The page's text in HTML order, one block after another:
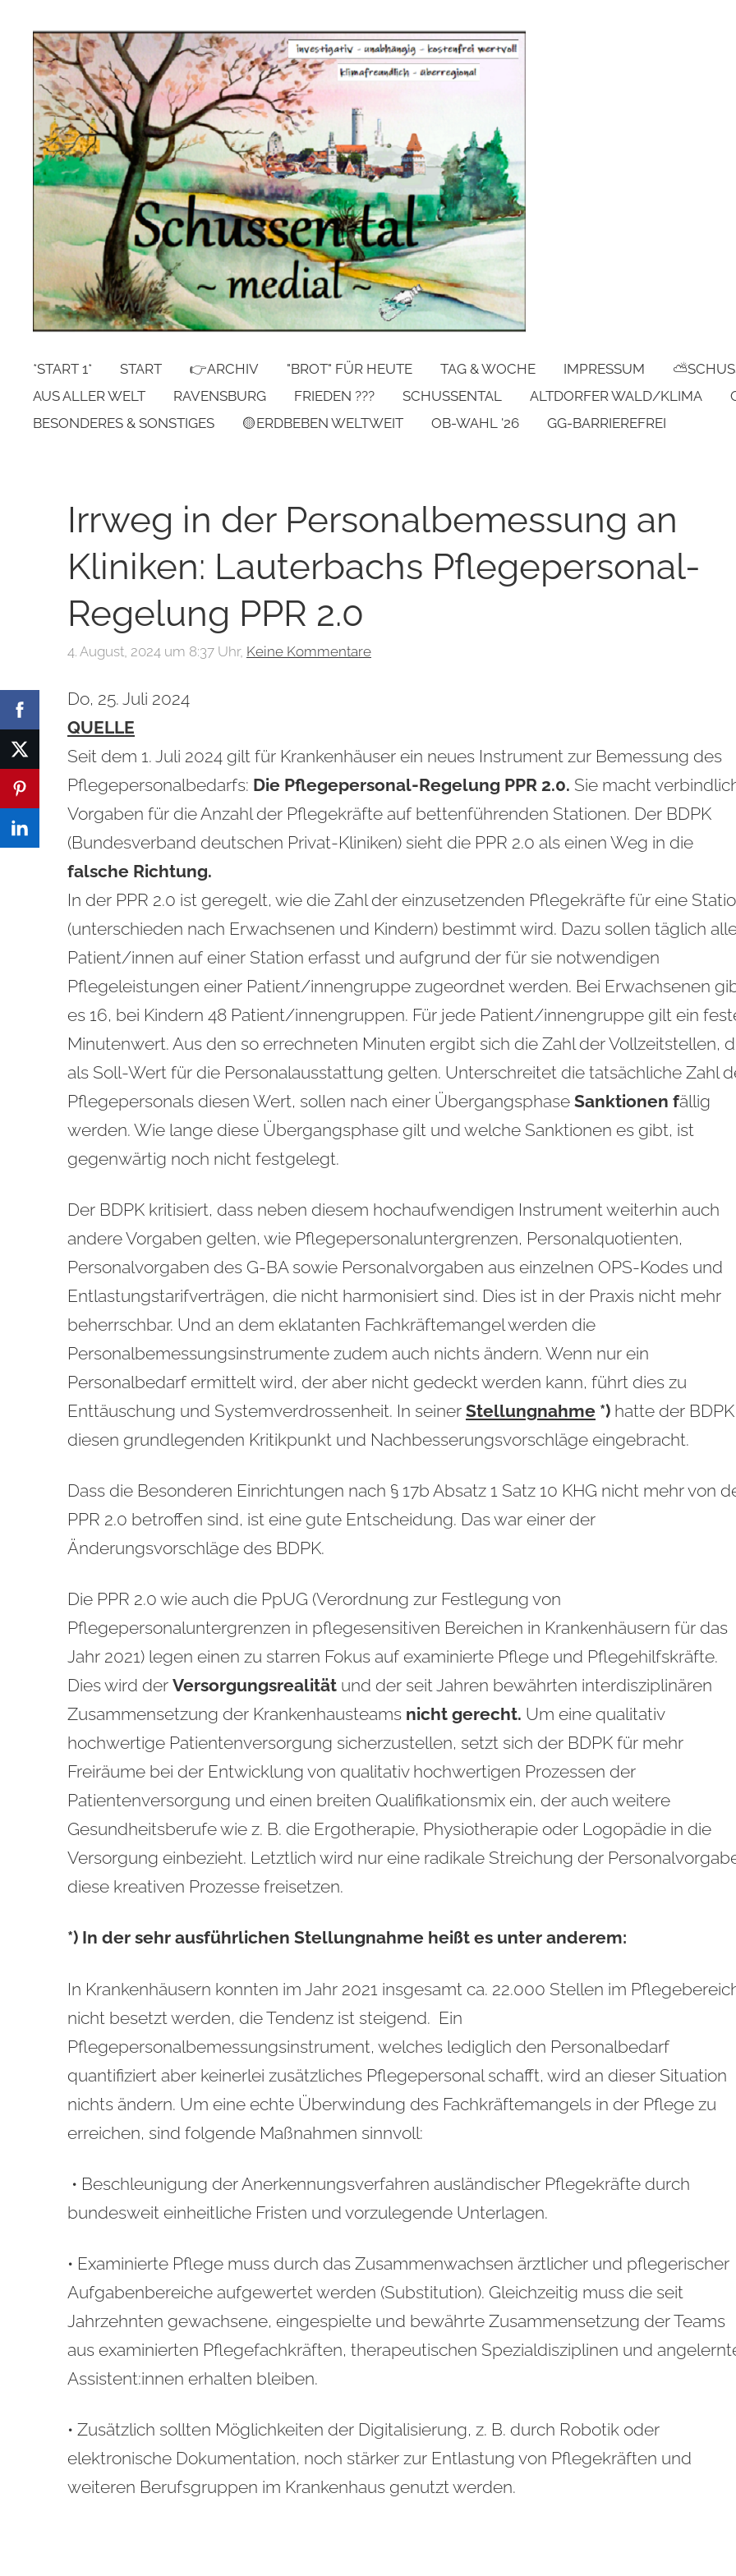
*START 1* START 👉ARCHIV "BROT" FÜR HEUTE TAG & WOCHE IMPRESSUM
AUS ALLER WELT
RAVENSBURG FRIEDEN ??? SCHUSSENTAL ALTDORFER WALD/KLIMA
BESONDERES & SONSTIGES
🟡ERDBEBEN WELTWEIT OB-WAHL '26 GG-BARRIEREFREI
Irrweg in der Personalbemessung an
Kliniken: Lauterbachs Pflegepersonal-
Regelung PPR 2.0
4. August, 2024 um 8:37 Uhr, Keine Kommentare
Do, 25. Juli 2024
QUELLE
Seit dem 1. Juli 2024 gilt für Krankenhäuser ein neues Instrument zur Bemessung des
Pflegepersonalbedarfs: Die Pflegepersonal-Regelung PPR 2.0. Sie macht
Vorgaben für die Anzahl der Pflegekräfte auf bettenführenden Stationen. Der BDPK
(Bundesverband deutschen Privat-Kliniken) sieht die PPR 2.0 als einen Weg in die
falsche Richtung.
In der PPR 2.0 ist geregelt, wie die Zahl der einzusetzenden Pflegekräfte für eine
(unterschieden nach Erwachsenen und Kindern) bestimmt wird. Dazu sollen täglich
Patient/innen auf einer Station erfasst und aufgrund der für sie notwendigen
Pflegeleistungen einer Patient/innengruppe zugeordnet werden. Bei Erwachsenen
es 16, bei Kindern 48 Patient/innengruppen. Für jede Patient/innengruppe gilt ein
Minutenwert. Aus den so errechneten Minuten ergibt sich die Zahl der Vollzeitstellen,
als Soll-Wert für die Personalausstattung gelten. Unterschreitet die tatsächliche Zahl
Pflegepersonals diesen Wert, sollen nach einer Übergangsphase Sanktionen fällig
werden. Wie lange diese Übergangsphase gilt und welche Sanktionen es gibt, ist
gegenwärtig noch nicht festgelegt.
Der BDPK kritisiert, dass neben diesem hochaufwendigen Instrument weiterhin auch
andere Vorgaben gelten, wie Pflegepersonaluntergrenzen, Personalquotienten,
Personalvorgaben des G-BA sowie Personalvorgaben aus einzelnen OPS-Kodes und
Entlastungstarifverträgen, die nicht harmonisiert sind. Dies ist in der Praxis nicht mehr
beherrschbar. Und an dem eklatanten Fachkräftemangel werden die
Personalbemessungsinstrumente zudem auch nichts ändern. Wenn nur ein
Personalbedarf ermittelt wird, der aber nicht gedeckt werden kann, führt dies zu
Enttäuschung und Systemverdrossenheit. In seiner Stellungnahme *) hatte der BDPK
diesen grundlegenden Kritikpunkt und Nachbesserungsvorschläge eingebracht.
Dass die Besonderen Einrichtungen nach § 17b Absatz 1 Satz 10 KHG nicht mehr von
PPR 2.0 betroffen sind, ist eine gute Entscheidung. Das war einer der
Änderungsvorschläge des BDPK.
Die PPR 2.0 wie auch die PpUG (Verordnung zur Festlegung von
Pflegepersonaluntergrenzen in pflegesensitiven Bereichen in Krankenhäusern für das
Jahr 2021) legen einen zu starren Fokus auf examinierte Pflege und Pflegehilfskräfte.
Dies wird der Versorgungsrealität und der seit Jahren bewährten interdisziplinären
Zusammensetzung der Krankenhausteams nicht gerecht. Um eine qualitativ
hochwertige Patientenversorgung sicherzustellen, setzt sich der BDPK für mehr
Freiräume bei der Entwicklung von qualitativ hochwertigen Prozessen der
Patientenversorgung und einen breiten Qualifikationsmix ein, der auch weitere
Gesundheitsberufe wie z. B. die Ergotherapie, Physiotherapie oder Logopädie in die
Versorgung einbezieht. Letztlich wird nur eine radikale Streichung der
diese kreativen Prozesse freisetzen.
*) In der sehr ausführlichen Stellungnahme heißt es unter anderem:
In Krankenhäusern konnten im Jahr 2021 insgesamt ca. 22.000 Stellen im
nicht besetzt werden, die Tendenz ist steigend. Ein
Pflegepersonalbemessungsinstrument, welches lediglich den Personalbedarf
quantifiziert aber keinerlei zusätzliches Pflegepersonal schafft, wird an dieser Situation
nichts ändern. Um eine echte Überwindung des Fachkräftemangels in der Pflege zu
erreichen, sind folgende Maßnahmen sinnvoll:
• Beschleunigung der Anerkennungsverfahren ausländischer Pflegekräfte durch
bundesweit einheitliche Fristen und vorzulegende Unterlagen.
• Examinierte Pflege muss durch das Zusammenwachsen ärztlicher und pflegerischer
Aufgabenbereiche aufgewertet werden (Substitution). Gleichzeitig muss die seit
Jahrzehnten gewachsene, eingespielte und bewährte Zusammensetzung der Teams
aus examinierten Pflegefachkräften, therapeutischen Spezialdisziplinen und
Assistent:innen erhalten bleiben.
• Zusätzlich sollten Möglichkeiten der Digitalisierung, z. B. durch Robotik oder
elektronische Dokumentation, noch stärker zur Entlastung von Pflegekräften und
weiteren Berufsgruppen im Krankenhaus genutzt werden.